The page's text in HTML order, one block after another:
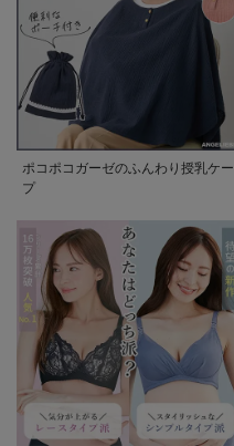
ポコポコガーゼのふんわり授乳ケー
プ